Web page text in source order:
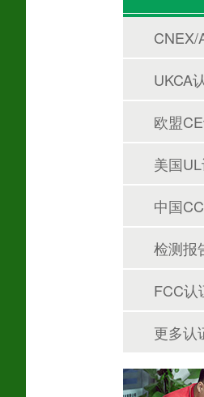
UKCA
欧盟
美国
中国
检测报
FCC认
更多认